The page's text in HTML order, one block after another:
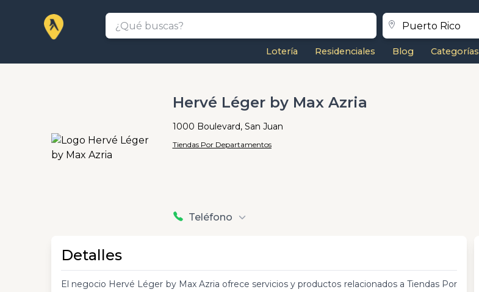
Lotería Residenciales Blog Categorías
Hervé Léger by Max Azria
1000 Boulevard, San Juan
Tiendas Por Departamentos
Teléfono
Detalles
El negocio Hervé Léger by Max Azria ofrece servicios y productos relacionados a Tiendas Por